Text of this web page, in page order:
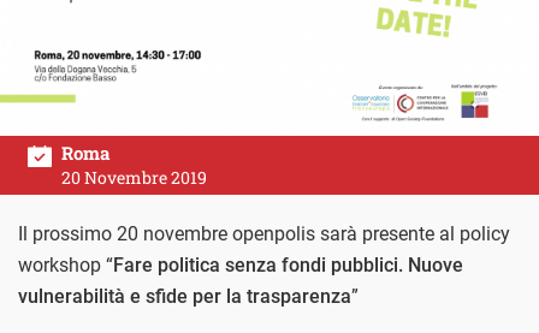
Roma
20 Novembre 2019
Il prossimo 20 novembre openpolis sarà presente al policy
workshop “Fare politica senza fondi pubblici. Nuove
vulnerabilità e sfide per la trasparenza”